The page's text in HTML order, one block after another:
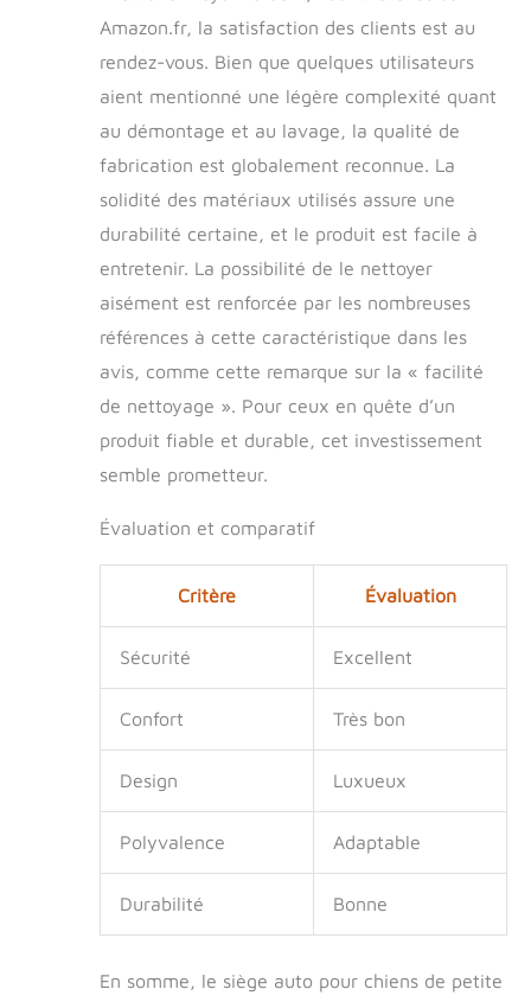
facilement revenir à
même après une
utilisation prolongée
ou un nettoyage. Le
siège de voiture
rehausseur pour
chien a des
le fond. Ouvrez la
fermeture éclair et
retirez l'éponge pour
nettoyer la housse.
Vaut chaque
centime : le siège
voiture pour chien
offre aux chiens un
de conduite, de
pas mal des voitures
et peuvent regarder
faire confiance au
siège auto pour
chien Vergodpro
voyage fiable et
agréable à vos
animaux de
Amazon.fr, la satisfaction des clients est au
rendez-vous. Bien que quelques utilisateurs
aient mentionné une légère complexité quant
au démontage et au lavage, la qualité de
fabrication est globalement reconnue. La
solidité des matériaux utilisés assure une
durabilité certaine, et le produit est facile à
entretenir. La possibilité de le nettoyer
aisément est renforcée par les nombreuses
références à cette caractéristique dans les
avis, comme cette remarque sur la « facilité
de nettoyage ». Pour ceux en quête d’un
produit fiable et durable, cet investissement
semble prometteur.
Évaluation et comparatif
Critère Évaluation
Sécurité Excellent
Confort Très bon
Design Luxueux
Polyvalence Adaptable
Durabilité Bonne
En somme, le siège auto pour chiens de petite